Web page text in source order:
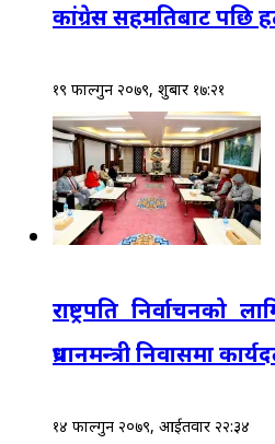
कांग्रेस सहमतिबाट पछि
१९ फाल्गुन २०७९, शुक्रबार १७:२१
राष्ट्रपति
प्रधानमन्त्री निवासमा
१४ फाल्गुन २०७९, आईतवार २२:३४